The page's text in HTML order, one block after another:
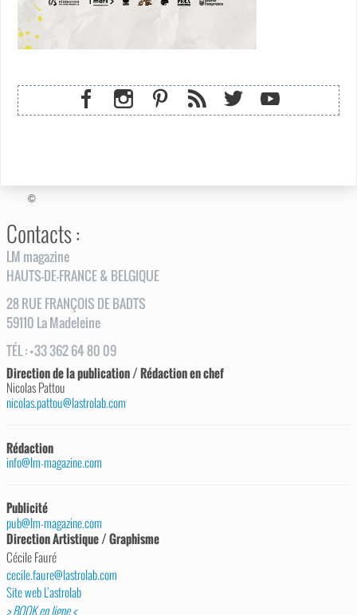
©
Contacts :
LM magazine
HAUTS-DE-FRANCE & BELGIQUE
28RUEFRANÇOIS DE BADTS
59110 La Madeleine
TÉL:+33 362 64 80 09
Direction de la publication / Rédaction en chef
Nicolas Pattou
nicolas.pattou@lastrolab.com
Rédaction
info@lm-magazine.com
Publicité
pub@lm-magazine.com
Direction Artistique / Graphisme
Cécile Fauré
cecile.faure@lastrolab.com
Site web L’astrolab
> BOOK en ligne <